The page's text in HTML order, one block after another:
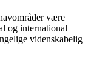
være
og international
videnskabelig